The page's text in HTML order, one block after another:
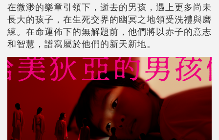
在微渺的樂章引領下，逝去的男孩，遇上更多尚未
長大的孩子，在生死交界的幽冥之地領受洗禮與磨
練。在命運佈下的無解題前，他們將以赤子的意志
和智慧，譜寫屬於他們的新天新地。